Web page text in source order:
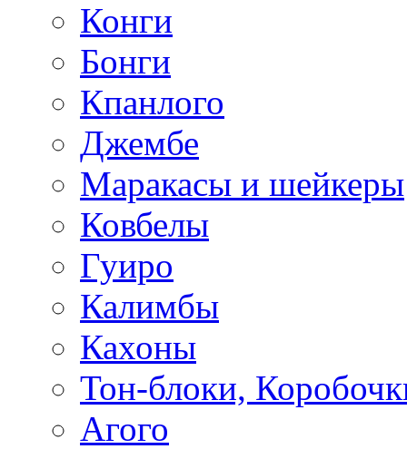
Конги
Бонги
Кпанлого
Джембе
Маракасы и шейкеры
Ковбелы
Гуиро
Калимбы
Кахоны
Тон-блоки,
Агого